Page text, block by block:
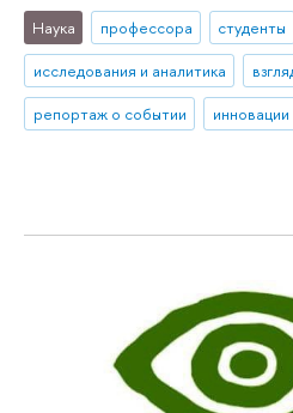
Наука профессора
студенты
исследования и аналитика
репортаж о событии
инновации